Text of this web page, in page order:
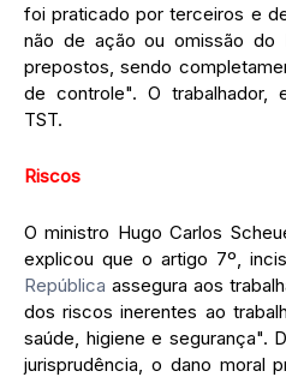
foi praticado por terceiros e
não de ação ou omissão do
prepostos, sendo
de controle". O trabalhador,
TST.
Riscos
O ministro Hugo Carlos
explicou que o artigo 7º,
República assegura aos
dos riscos inerentes ao
saúde, higiene e segurança".
jurisprudência, o dano moral